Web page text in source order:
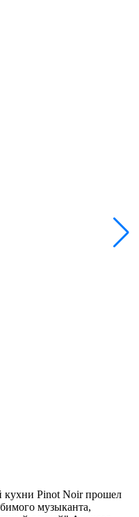
кухни Pinot Noir прошел
музыканта,